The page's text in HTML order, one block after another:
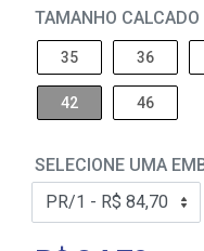
TAMANHO CALCADO
35 36
42 46
SELECIONE UMA